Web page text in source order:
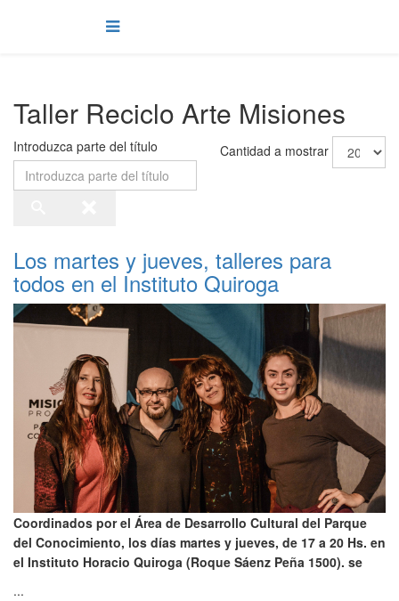
Taller Reciclo Arte Misiones
Introduzca parte del título Cantidad a mostrar
Los martes y jueves, talleres para
todos en el Instituto Quiroga
Coordinados por el Área de Desarrollo Cultural del Parque
del Conocimiento, los días martes y jueves, de 17 a 20 Hs. en
el Instituto Horacio Quiroga (Roque Sáenz Peña 1500). se
...